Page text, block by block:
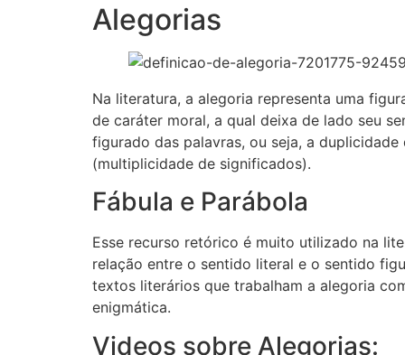
Alegorias
Na literatura, a alegoria representa uma
de caráter moral, a qual deixa de lado seu
figurado das palavras, ou seja, a
(multiplicidade de significados).
Fábula e Parábola
Esse recurso retórico é muito utilizado na
relação entre o sentido literal e o sentido
textos literários que trabalham a alegoria
enigmática.
Videos sobre Alegorias: